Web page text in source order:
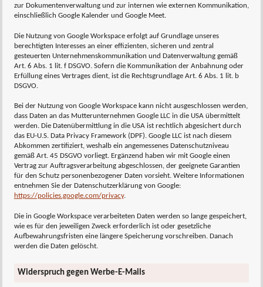
zur Dokumentenverwaltung und zur internen wie externen Kommunikation,
einschließlich Google Kalender und Google Meet.
Die Nutzung von Google Workspace erfolgt auf Grundlage unseres
berechtigten Interesses an einer effizienten, sicheren und zentral
gesteuerten Unternehmenskommunikation und Datenverwaltung gemäß
Art. 6 Abs. 1 lit. f DSGVO. Sofern die Kommunikation der Anbahnung oder
Erfüllung eines Vertrages dient, ist die Rechtsgrundlage Art. 6 Abs. 1 lit. b
DSGVO.
Bei der Nutzung von Google Workspace kann nicht ausgeschlossen werden,
dass Daten an das Mutterunternehmen Google LLC in die USA übermittelt
werden. Die Datenübermittlung in die USA ist rechtlich abgesichert durch
das EU-U.S. Data Privacy Framework (DPF). Google LLC ist nach diesem
Abkommen zertifiziert, weshalb ein angemessenes Datenschutzniveau
gemäß Art. 45 DSGVO vorliegt. Ergänzend haben wir mit Google einen
Vertrag zur Auftragsverarbeitung abgeschlossen, der geeignete Garantien
für den Schutz personenbezogener Daten vorsieht. Weitere Informationen
entnehmen Sie der Datenschutzerklärung von Google:
https://policies.google.com/privacy.
Die in Google Workspace verarbeiteten Daten werden so lange gespeichert,
wie es für den jeweiligen Zweck erforderlich ist oder gesetzliche
Aufbewahrungsfristen eine längere Speicherung vorschreiben. Danach
werden die Daten gelöscht.
Widerspruch gegen Werbe-E-Mails